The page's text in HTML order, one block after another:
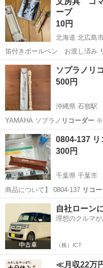
ーブ
10円
北海道 北広島
笛付きボールペン お渡し済み
ールペン …
北海道 北広島市 その他
ソプラノリ
500円
沖縄県 石嶺駅
YAMAHA ソプラノ リコーダー※
身…
沖縄 那覇市
0804-137 リ
300円
千葉県 千葉市
商品について】 0804-137 リコ
千葉 千葉市 管楽器、笛
自社ローン
理想のクルマ
（株）ICT
≪月収22万